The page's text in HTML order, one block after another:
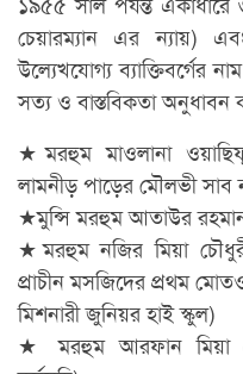
চেয়ারম্যান এর ন্যায়)
উল্যেখযোগ্য ব্যাক্তিবর্গের
সত্য ও বাস্তবিকতা অনুধাবন
★মরহুম মাওলানা
লামনীড় পাড়ের মৌলভী সাব
★মুন্সি মরহুম আতাউর
★মরহুম নজির মিয়া
প্রাচীন মসজিদের প্রথম
মিশনারী জুনিয়র হাই স্কুল)
★ মরহুম আরফান মিয়া